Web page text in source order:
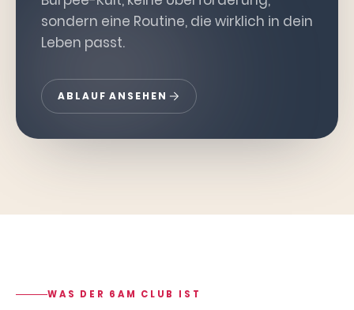
sondern eine Routine, die wirklich in dein
Leben passt.
ABLAUF ANSEHEN
WAS DER 6AM CLUB IST